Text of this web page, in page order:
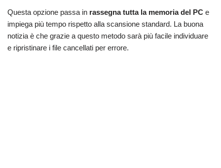
Questa opzione passa in rassegna tutta la memoria del PC e
impiega più tempo rispetto alla scansione standard. La buona
notizia è che grazie a questo metodo sarà più facile individuare
e ripristinare i file cancellati per errore.